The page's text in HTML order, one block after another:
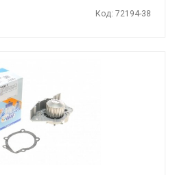
Код: 72194-38